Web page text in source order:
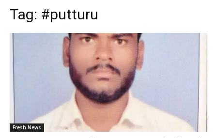
Tag: #putturu
Fresh News